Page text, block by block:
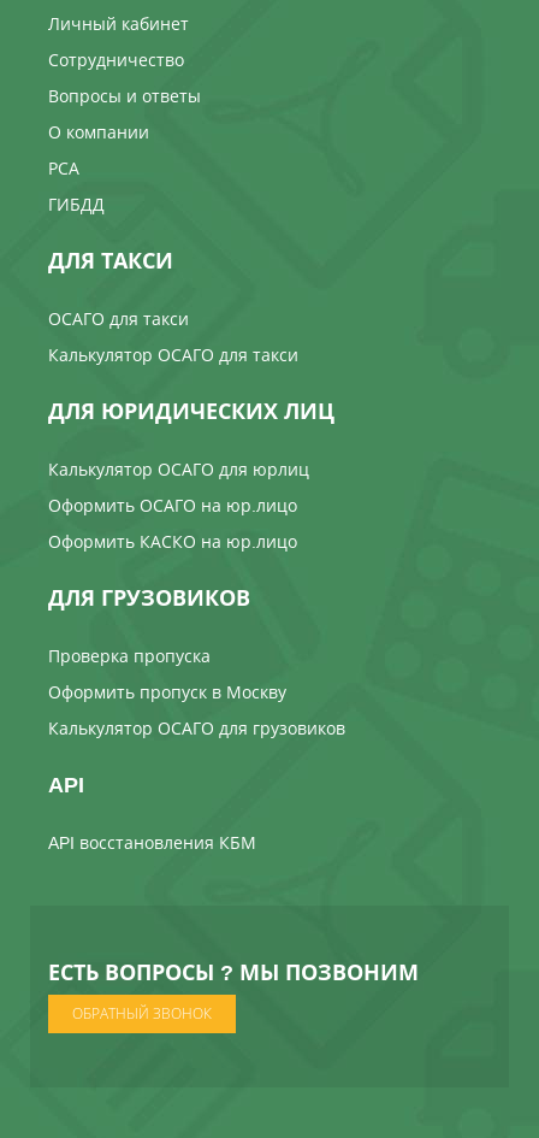
Личный кабинет
Сотрудничество
Вопросы и ответы
О компании
РСА
ГИБДД
ДЛЯ ТАКСИ
ОСАГО для такси
Калькулятор ОСАГО для такси
ДЛЯ ЮРИДИЧЕСКИХ ЛИЦ
Калькулятор ОСАГО для юрлиц
Оформить ОСАГО на юр.лицо
Оформить КАСКО на юр.лицо
ДЛЯ ГРУЗОВИКОВ
Проверка пропуска
Оформить пропуск в Москву
Калькулятор ОСАГО для грузовиков
API
API восстановления КБМ
ЕСТЬ ВОПРОСЫ ? МЫ ПОЗВОНИМ
ОБРАТНЫЙ ЗВОНОК